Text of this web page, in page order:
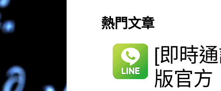
熱門文章
[即時
版官方